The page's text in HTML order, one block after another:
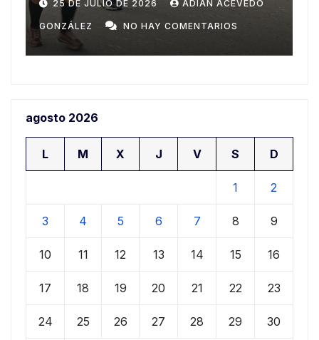
20 DE JULIO DE 2026 ADIAN ACEVEDO
GONZÁLEZ NO HAY COMENTARIOS
agosto 2026
L M X J V S D
1 2
3 4 5 6 7 8 9
10 11 12 13 14 15 16
17 18 19 20 21 22 23
24 25 26 27 28 29 30